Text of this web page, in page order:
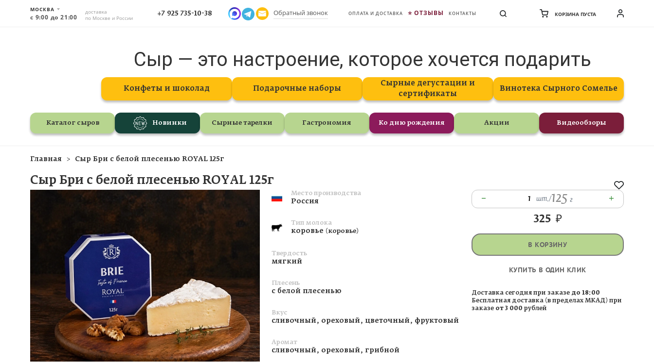
МОСКВА
с 9:00 до 21:00
доставка
по Москве и России
+7 925 735-10-38 Обратный звонок ОПЛАТА И ДОСТАВКА ОТЗЫВЫ КОНТАКТЫ КОРЗИНА ПУСТА
Сыр — это настроение, которое хочется подарить
Конфеты и шоколад Подарочные наборы
Сырные дегустации и
сертификаты
Винотека Сырного Сомелье
Каталог сыров Новинки Сырные тарелки Гастрономия Ко дню рождения Акции Видеообзоры
Главная Сыр Бри с белой плесенью ROYAL 125г
Сыр Бри с белой плесенью ROYAL 125г
– 1 шт./125 г +
325 ₽
В КОРЗИНУ
КУПИТЬ В ОДИН КЛИК
Доставка сегодня при заказе до 18:00
Бесплатная доставка (в пределах МКАД) при
заказе от 3 000 рублей
Место производства
Россия
Тип молока
коровье (коровье)
Твердость
мягкий
Плесень
с белой плесенью
Вкус
сливочный, ореховый, цветочный, фруктовый
Аромат
сливочный, ореховый, грибной